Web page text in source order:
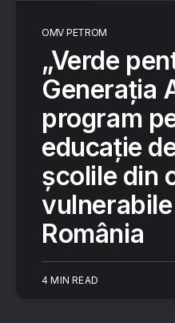
OMV PETROM
„Verde
Generația
program
educație
școlile din
România
4 MIN READ